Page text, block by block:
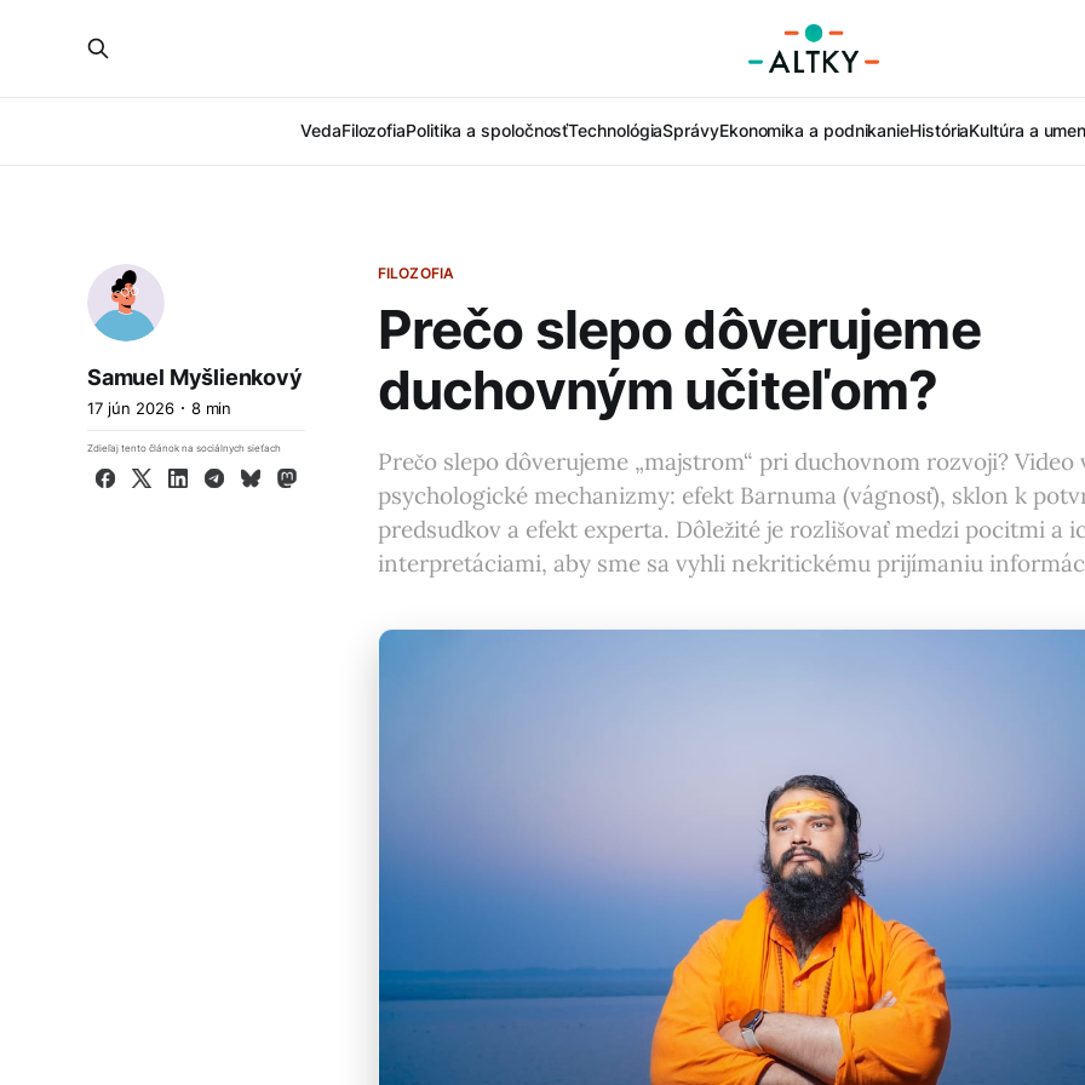
VedaFilozofiaPolitika a spoločnosťTechnológiaSprávyEkonomika a podnikanieHistóriaKultúra a
FILOZOFIA
Prečo slepo dôverujeme
duchovným učiteľom?
Prečo slepo dôverujeme „majstrom“ pri duchovnom rozvoji?
psychologické mechanizmy: efekt Barnuma (vágnosť), sklon k
predsudkov a efekt experta. Dôležité je rozlišovať medzi pocitmi a
interpretáciami, aby sme sa vyhli nekritickému prijímaniu
Samuel Myšlienkový
17 jún 2026 8 min
Zdieľaj tento článok na sociálnych sieťach
Facebook
X LinkedInTelegram
BlueskyMastodon